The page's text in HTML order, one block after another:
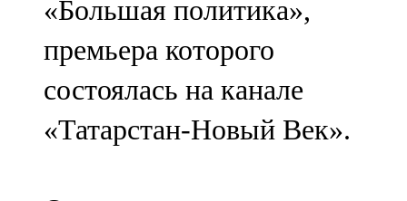
Чистай
103,0 FM
Чүпрәле
91,0 FM
«Большая политика»,
премьера которого
состоялась на канале
«Татарстан-Новый Век».